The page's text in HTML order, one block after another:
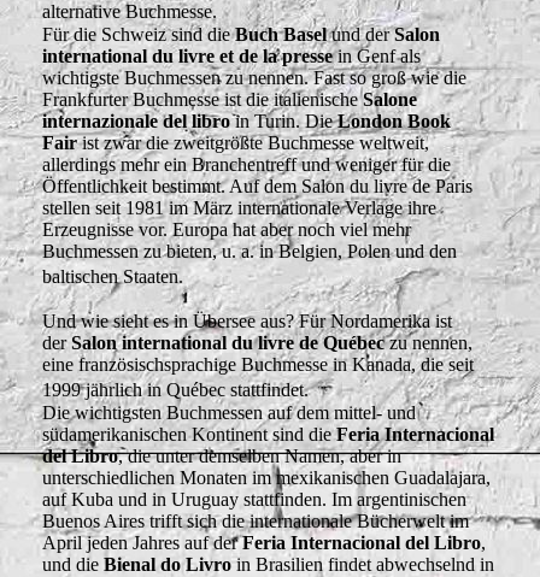
alternative Buchmesse.
Für die Schweiz sind dieBuch Baselund derSalon
international du livre et de la pressein Genf als
wichtigste Buchmessen zu nennen. Fast so groß wie die
Frankfurter Buchmesse ist die italienischeSalone
internazionale del libroin Turin. DieLondon Book
Fairist zwar die zweitgrößte Buchmesse weltweit,
allerdings mehr ein Branchentreff und weniger für die
Öffentlichkeit bestimmt. Auf dem Salon du livre de Paris
stellen seit 1981 im März internationale Verlage ihre
Erzeugnisse vor. Europa hat aber noch viel mehr
Buchmessen zu bieten, u. a. in Belgien, Polen und den
baltischen Staaten.
Und wie sieht es in Übersee aus? Für Nordamerika ist
derSalon international du livre de Québeczu nennen,
eine französischsprachige Buchmesse in Kanada, die seit
1999 jährlich in Québec stattfindet.
Die wichtigsten Buchmessen auf dem mittel- und
südamerikanischen Kontinent sind dieFeria Internacional
del Libro, die unter demselben Namen, aber in
unterschiedlichen Monaten im mexikanischen Guadalajara,
auf Kuba und in Uruguay stattfinden. Im argentinischen
Buenos Aires trifft sich die internationale Bücherwelt im
April jeden Jahres auf derFeria Internacional del Libro,
und die Bienal do Livroin Brasilien findet abwechselnd in